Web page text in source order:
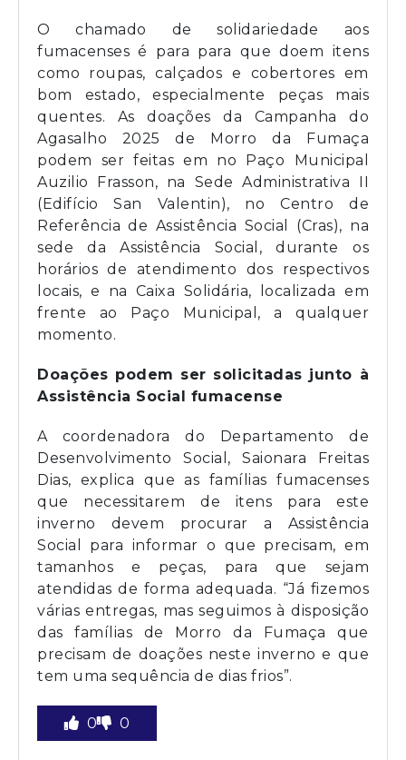
O chamado de solidariedade aos
fumacenses é para para que doem itens
como roupas, calçados e cobertores em
bom estado, especialmente peças mais
quentes. As doações da Campanha do
Agasalho 2025 de Morro da Fumaça
podem ser feitas em no Paço Municipal
Auzilio Frasson, na Sede Administrativa II
(Edifício San Valentin), no Centro de
Referência de Assistência Social (Cras), na
sede da Assistência Social, durante os
horários de atendimento dos respectivos
locais, e na Caixa Solidária, localizada em
frente ao Paço Municipal, a qualquer
momento.
Doações podem ser solicitadas junto à
Assistência Social fumacense
A coordenadora do Departamento de
Desenvolvimento Social, Saionara Freitas
Dias, explica que as famílias fumacenses
que necessitarem de itens para este
inverno devem procurar a Assistência
Social para informar o que precisam, em
tamanhos e peças, para que sejam
atendidas de forma adequada. “Já fizemos
várias entregas, mas seguimos à disposição
das famílias de Morro da Fumaça que
precisam de doações neste inverno e que
tem uma sequência de dias frios”.
0 0